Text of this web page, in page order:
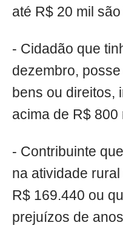
até R$ 20 mil
- Cidadão que
dezembro,
bens ou direitos,
acima de R$ 800
- Contribuinte
na atividade
R$ 169.440 ou
prejuízos de